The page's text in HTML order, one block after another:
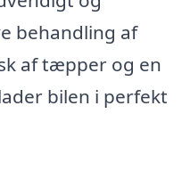
behandling af
af tæpper og en
bilen i perfekt